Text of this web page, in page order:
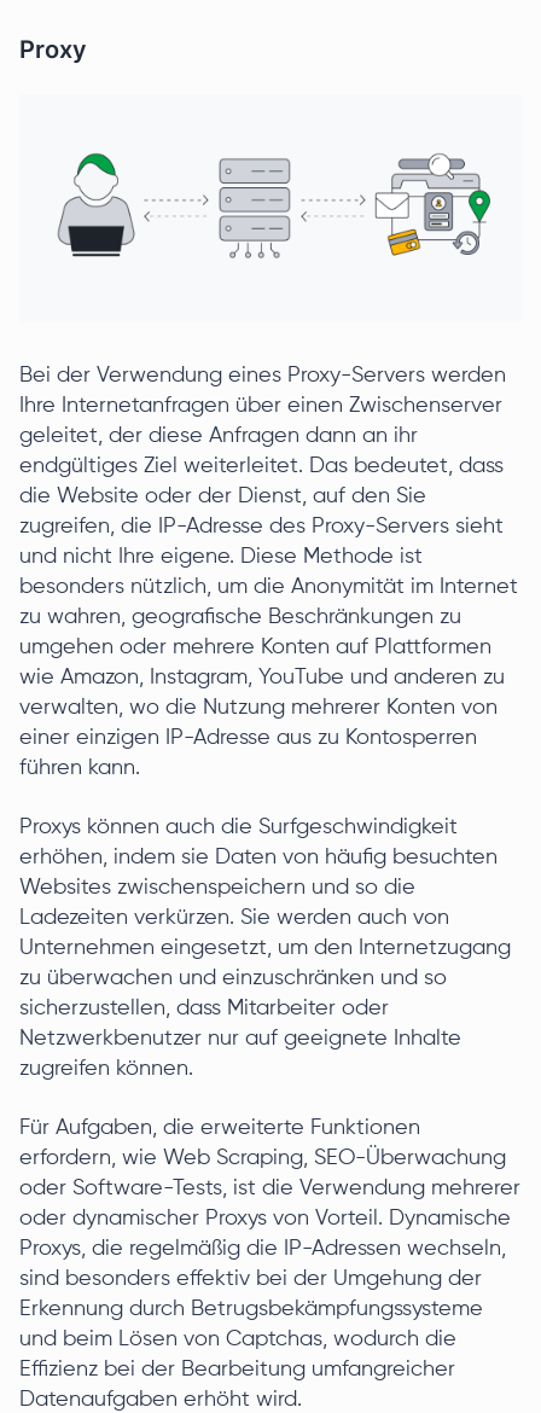
Proxy
Bei der Verwendung eines Proxy-Servers werden
Ihre Internetanfragen über einen Zwischenserver
geleitet, der diese Anfragen dann an ihr
endgültiges Ziel weiterleitet. Das bedeutet, dass
die Website oder der Dienst, auf den Sie
zugreifen, die IP-Adresse des Proxy-Servers sieht
und nicht Ihre eigene. Diese Methode ist
besonders nützlich, um die Anonymität im Internet
zu wahren, geografische Beschränkungen zu
umgehen oder mehrere Konten auf Plattformen
wie Amazon, Instagram, YouTube und anderen zu
verwalten, wo die Nutzung mehrerer Konten von
einer einzigen IP-Adresse aus zu Kontosperren
führen kann.
Proxys können auch die Surfgeschwindigkeit
erhöhen, indem sie Daten von häufig besuchten
Websites zwischenspeichern und so die
Ladezeiten verkürzen. Sie werden auch von
Unternehmen eingesetzt, um den Internetzugang
zu überwachen und einzuschränken und so
sicherzustellen, dass Mitarbeiter oder
Netzwerkbenutzer nur auf geeignete Inhalte
zugreifen können.
Für Aufgaben, die erweiterte Funktionen
erfordern, wie Web Scraping, SEO-Überwachung
oder Software-Tests, ist die Verwendung mehrerer
oder dynamischer Proxys von Vorteil. Dynamische
Proxys, die regelmäßig die IP-Adressen wechseln,
sind besonders effektiv bei der Umgehung der
Erkennung durch Betrugsbekämpfungssysteme
und beim Lösen von Captchas, wodurch die
Effizienz bei der Bearbeitung umfangreicher
Datenaufgaben erhöht wird.